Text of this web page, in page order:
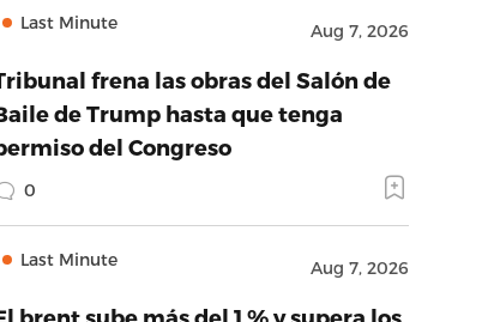
Last Minute Aug 7, 2026
frena las obras del Salón de
de Trump hasta que tenga
del Congreso
0
Last Minute Aug 7, 2026
brent sube más del 1 % y supera los